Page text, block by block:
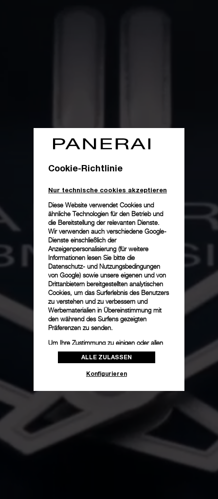
Cookie-Richtlinie
Nur technische cookies akzeptieren
Diese Website verwendet Cookies und
ähnliche Technologien für den Betrieb und
die Bereitstellung der relevanten Dienste.
Wir verwenden auch verschiedene Google-
Dienste einschließlich der
Anzeigenpersonalisierung (für weitere
Informationen lesen Sie bitte die
Datenschutz- und Nutzungsbedingungen
von Google) sowie unsere eigenen und von
Drittanbietern bereitgestellten analytischen
Cookies, um das Surferlebnis des Benutzers
zu verstehen und zu verbessern und
Werbematerialien in Übereinstimmung mit
den während des Surfens gezeigten
Präferenzen zu senden.
Um Ihre Zustimmung zu einigen oder allen
Cookies zu ändern oder zu widerrufen,
klicken Sie auf „Konfigurieren“, oder lesen
Klicken Sie auf „Alle zulassen“, um Ihr
Einverständnis für die Verwendung der oben
erwähnten Cookies zu geben.
Klicken Sie auf „Nur technische cookies
akzeptieren“, um Ihr Einverständnis zu
geben, dass nur technische Cookies
ALLE ZULASSEN
Konfigurieren